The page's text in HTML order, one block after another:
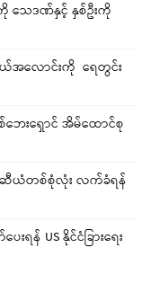
သေဒဏ်နှင့် နှစ်ဦးကို
အလောင်းကို ရေတွင်း
ဘေးရှောင် အိမ်ထောင်စု
ဆီယံတစ်စုံလုံး လက်ခံရန်
ရန် US နိုင်ငံခြားရေး